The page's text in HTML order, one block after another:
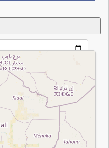
soldats. En
Bénin a
l'opération
recrutant
depuis
avec le